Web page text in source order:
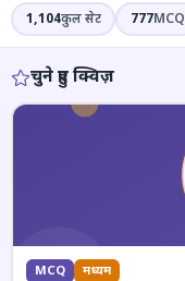
1,104कुल सेट 777MCQ
चुने हुए क्विज़
MCQ मध्यम